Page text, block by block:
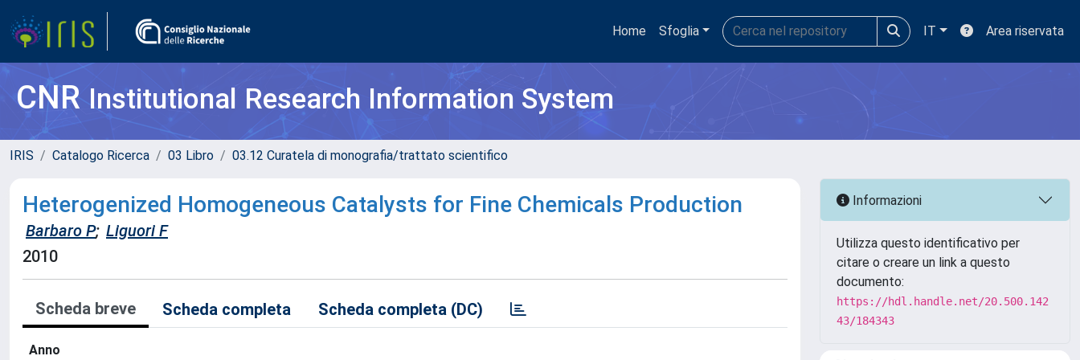
Home Sfoglia IT Area riservata
CNRInstitutional Research Information System
IRIS Catalogo Ricerca 03 Libro 03.12 Curatela di monografia/trattato scientifico
Heterogenized Homogeneous Catalysts for Fine Chemicals Production
Barbaro P; Liguori F
2010
Scheda breve Scheda completa Scheda completa (DC)
Anno
Informazioni
Utilizza questo identificativo per
citare o creare un link a questo
documento:
https://hdl.handle.net/20.500.142
43/184343